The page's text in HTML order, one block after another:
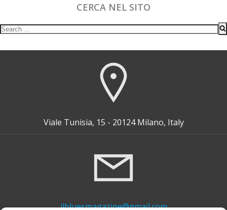
CERCA NEL SITO
Search
Viale Tunisia, 15 - 20124 Milano, Italy
ilbluesmagazine@gmail.com